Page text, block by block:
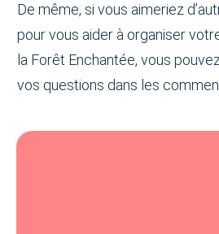
De même, si vous aimeriez
pour vous aider à organiser
la Forêt Enchantée, vous
vos questions dans les